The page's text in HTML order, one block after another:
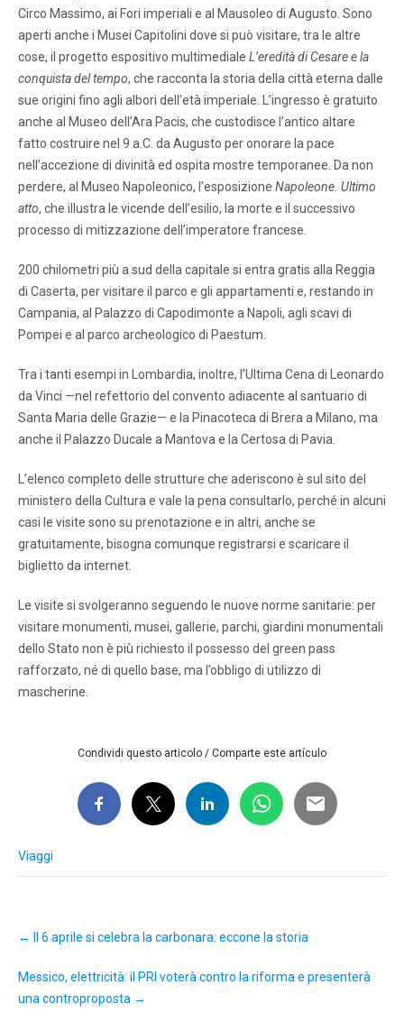
Circo Massimo, ai Fori imperiali e al Mausoleo di Augusto. Sono
aperti anche i Musei Capitolini dove si può visitare, tra le altre
cose, il progetto espositivo multimediale L’eredità di Cesare e la
conquista del tempo, che racconta la storia della città eterna dalle
sue origini fino agli albori dell’età imperiale. L’ingresso è gratuito
anche al Museo dell’Ara Pacis, che custodisce l’antico altare
fatto costruire nel 9 a.C. da Augusto per onorare la pace
nell’accezione di divinità ed ospita mostre temporanee. Da non
perdere, al Museo Napoleonico, l’esposizione Napoleone. Ultimo
atto, che illustra le vicende dell’esilio, la morte e il successivo
processo di mitizzazione dell’imperatore francese.
200 chilometri più a sud della capitale si entra gratis alla Reggia
di Caserta, per visitare il parco e gli appartamenti e, restando in
Campania, al Palazzo di Capodimonte a Napoli, agli scavi di
Pompei e al parco archeologico di Paestum.
Tra i tanti esempi in Lombardia, inoltre, l’Ultima Cena di Leonardo
da Vinci —nel refettorio del convento adiacente al santuario di
Santa Maria delle Grazie— e la Pinacoteca di Brera a Milano, ma
anche il Palazzo Ducale a Mantova e la Certosa di Pavia.
L’elenco completo delle strutture che aderiscono è sul sito del
ministero della Cultura e vale la pena consultarlo, perché in alcuni
casi le visite sono su prenotazione e in altri, anche se
gratuitamente, bisogna comunque registrarsi e scaricare il
biglietto da internet.
Le visite si svolgeranno seguendo le nuove norme sanitarie: per
visitare monumenti, musei, gallerie, parchi, giardini monumentali
dello Stato non è più richiesto il possesso del green pass
rafforzato, né di quello base, ma l’obbligo di utilizzo di
mascherine.
Condividi questo articolo / Comparte este artículo
Viaggi
navigation
← Il 6 aprile si celebra la carbonara: eccone la storia
Messico, elettricità: il PRI voterà contro la riforma e presenterà
una controproposta →